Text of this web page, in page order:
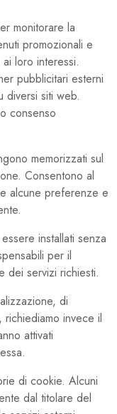
monitorare la
promozionali e
loro interessi.
pubblicitari esterni
diversi siti web.
consenso
memorizzati sul
Consentono al
alcune preferenze e
installati senza
per il
dei servizi richiesti.
di
invece il
attivati
di cookie. Alcuni
dal titolare del